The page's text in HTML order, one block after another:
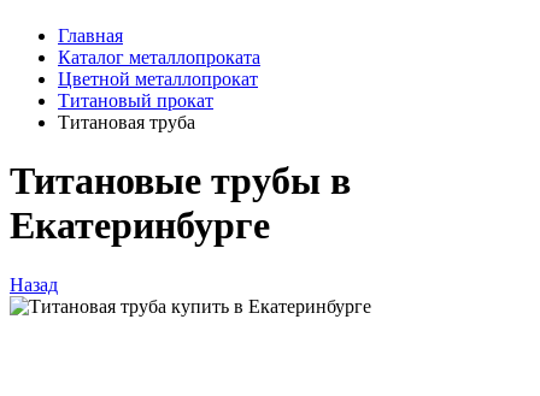
Главная
Каталог металлопроката
Цветной металлопрокат
Титановый прокат
Титановая труба
Титановые трубы в
Екатеринбурге
Назад